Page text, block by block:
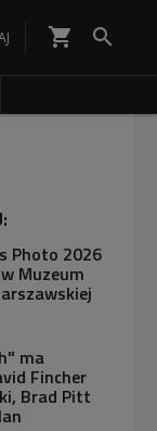
shopping_cart 
Photo 2026
Muzeum
ma
Fincher
Brad Pitt